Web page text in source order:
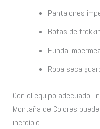
Pantalones
Botas de
Funda
Ropa seca
Con el equipo adecuado,
Montaña de Colores
increíble.